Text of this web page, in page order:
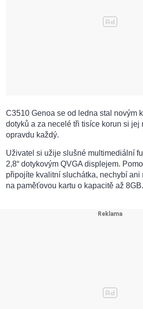
C3510 Genoa se od ledna stal novým
dotyků a za necelé tři tisíce korun si jej
opravdu každý.
Uživatel si užije slušné multimediální
2,8“ dotykovým QVGA displejem.
připojíte kvalitní sluchátka, nechybí ani
na paměťovou kartu o kapacitě až 8GB.